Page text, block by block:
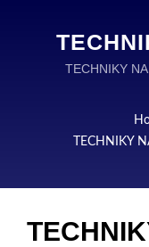
-
TECHNIKY
LÍDREM V
TECHNIKY